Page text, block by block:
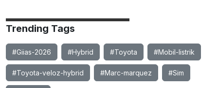
Trending Tags
#Giias-2026 #Hybrid #Toyota #Mobil-listrik
#Toyota-veloz-hybrid #Marc-marquez #Sim